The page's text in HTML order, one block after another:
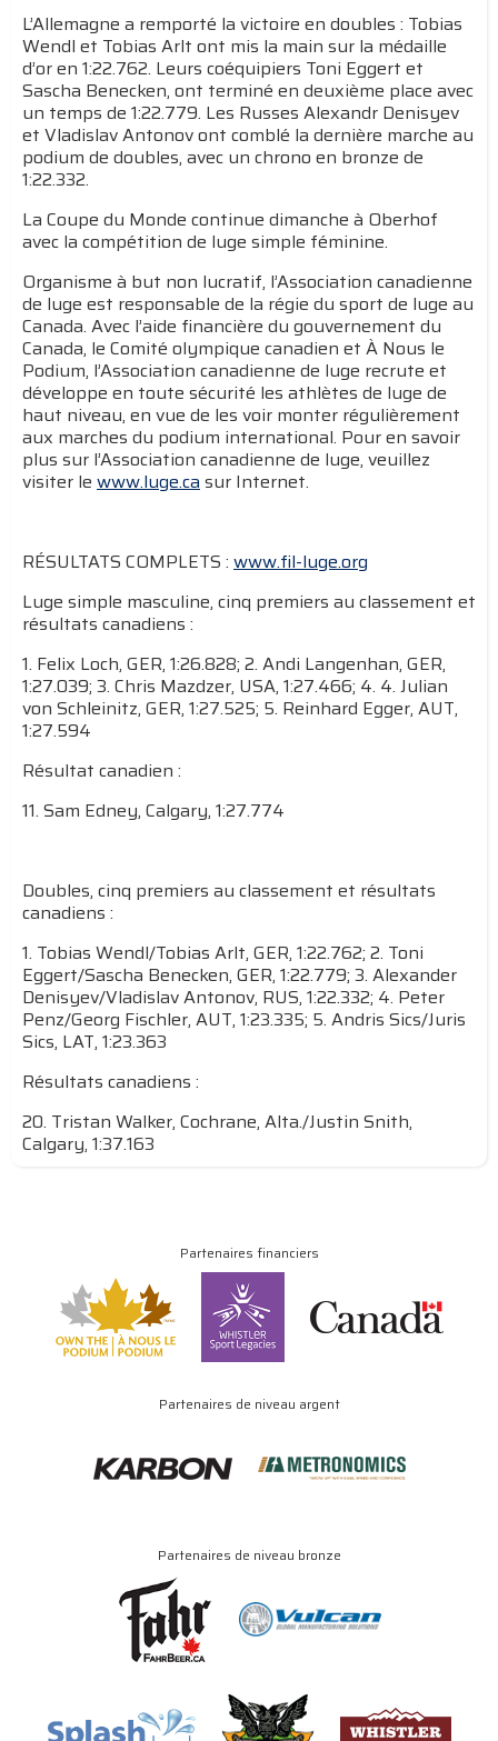
L’Allemagne a remporté la victoire en doubles : Tobias
Wendl et Tobias Arlt ont mis la main sur la médaille
d’or en 1:22.762. Leurs coéquipiers Toni Eggert et
Sascha Benecken, ont terminé en deuxième place avec
un temps de 1:22.779. Les Russes Alexandr Denisyev
et Vladislav Antonov ont comblé la dernière marche au
podium de doubles, avec un chrono en bronze de
1:22.332.
La Coupe du Monde continue dimanche à Oberhof
avec la compétition de luge simple féminine.
Organisme à but non lucratif, l’Association canadienne
de luge est responsable de la régie du sport de luge au
Canada. Avec l’aide financière du gouvernement du
Canada, le Comité olympique canadien et À Nous le
Podium, l’Association canadienne de luge recrute et
développe en toute sécurité les athlètes de luge de
haut niveau, en vue de les voir monter régulièrement
aux marches du podium international. Pour en savoir
plus sur l’Association canadienne de luge, veuillez
visiter le www.luge.casur Internet.
RÉSULTATS COMPLETS : www.fil-luge.org
Luge simple masculine, cinq premiers au classement et
résultats canadiens :
1. Felix Loch, GER, 1:26.828; 2. Andi Langenhan, GER,
1:27.039; 3. Chris Mazdzer, USA, 1:27.466; 4. 4. Julian
von Schleinitz, GER, 1:27.525; 5. Reinhard Egger, AUT,
1:27.594
Résultat canadien :
11. Sam Edney, Calgary, 1:27.774
Doubles, cinq premiers au classement et résultats
canadiens :
1. Tobias Wendl/Tobias Arlt, GER, 1:22.762; 2. Toni
Eggert/Sascha Benecken, GER, 1:22.779; 3. Alexander
Denisyev/Vladislav Antonov, RUS, 1:22.332; 4. Peter
Penz/Georg Fischler, AUT, 1:23.335; 5. Andris Sics/Juris
Sics, LAT, 1:23.363
Résultats canadiens :
20. Tristan Walker, Cochrane, Alta./Justin Snith,
Calgary, 1:37.163
Partenaires financiers
Partenaires de niveau argent
Partenaires de niveau bronze